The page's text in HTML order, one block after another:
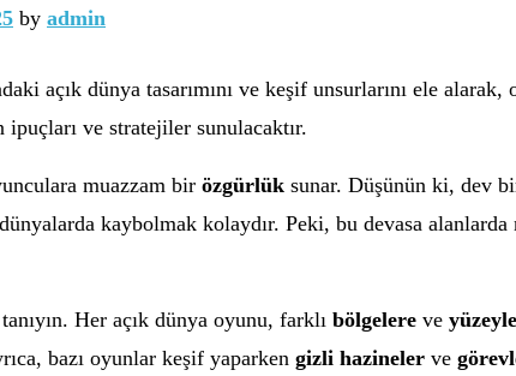
by admin
açık dünya tasarımını ve keşif unsurlarını ele
ve stratejiler sunulacaktır.
muazzam bir özgürlük sunar. Düşünün ki, dev
kaybolmak kolaydır. Peki, bu devasa
Her açık dünya oyunu, farklı bölgelere ve
bazı oyunlar keşif yaparken gizli hazineler ve